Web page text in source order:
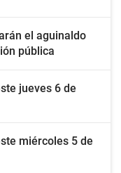
el aguinaldo
pública
jueves 6 de
miércoles 5 de